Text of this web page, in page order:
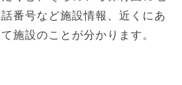
番号など施設情報、近くにあ
施設のことが分かります。